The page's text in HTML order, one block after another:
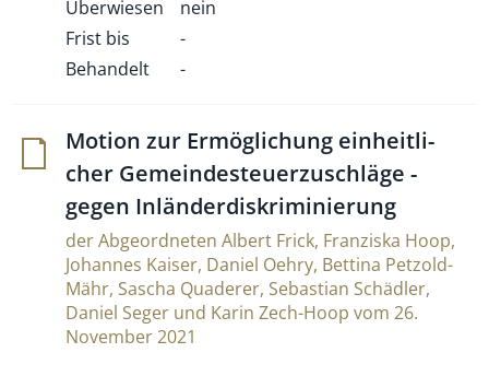
Überwiesen
nein
Frist bis
-
Behandelt
-
Motion zur Ermög­li­chung ein­heit­li­
cher Gemein­des­teu­er­zu­schläge -
gegen Inländerdiskriminierung
der Abgeordneten Albert Frick, Franziska Hoop,
Johannes Kaiser, Daniel Oehry, Bettina Petzold-
Mähr, Sascha Quaderer, Sebastian Schädler,
Daniel Seger und Karin Zech-Hoop vom 26.
November 2021